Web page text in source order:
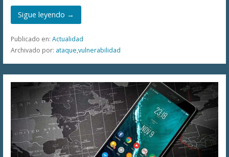
Sigue leyendo →
Publicado en: Actualidad
Archivado por: ataque,vulnerabilidad